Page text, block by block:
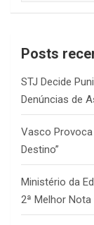
a
c
Posts
STJ Decide
Denúncias de
Vasco Provoca
Destino”
Ministério da
2ª Melhor Nota